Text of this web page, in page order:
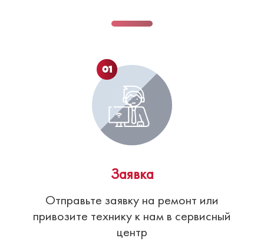
01
Заявка
Отправьте заявку на ремонт или
привозите технику к нам в сервисный
центр